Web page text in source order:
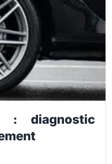
: diagnostic